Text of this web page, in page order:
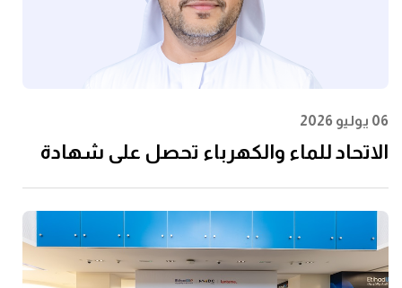
06 يوليو 2026
الاتحاد للماء والكهرباء تحصل على شهادة